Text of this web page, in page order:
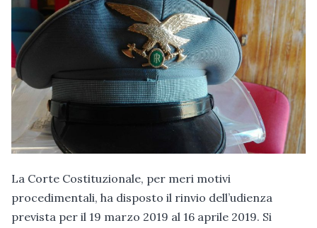
La Corte Costituzionale, per meri motivi
procedimentali, ha disposto il rinvio dell’udienza
prevista per il 19 marzo 2019 al 16 aprile 2019. Si